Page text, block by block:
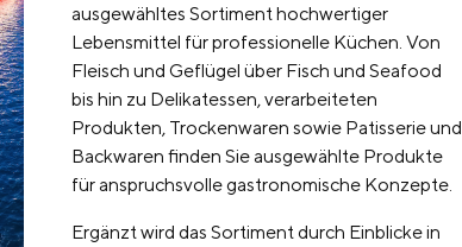
ausgewähltes Sortiment hochwertiger
Lebensmittel für professionelle Küchen. Von
Fleisch und Geflügel über Fisch und Seafood
bis hin zu Delikatessen, verarbeiteten
Produkten, Trockenwaren sowie Patisserie und
Backwaren finden Sie ausgewählte Produkte
für anspruchsvolle gastronomische Konzepte.
Ergänzt wird das Sortiment durch Einblicke in